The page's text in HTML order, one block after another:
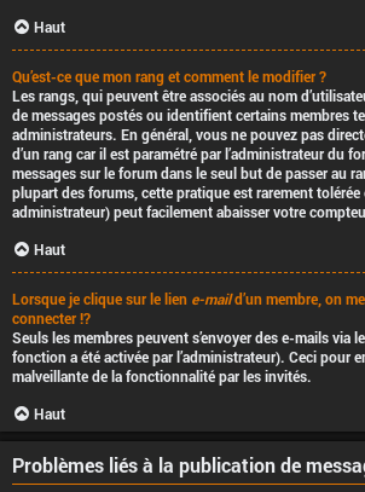
Haut
Qu’est-ce que mon rang et comment le modifier ?
Les rangs, qui peuvent être associés au nom
de messages postés ou identifient certains membres
administrateurs. En général, vous ne pouvez pas
d’un rang car il est paramétré par l’administrateur du
messages sur le forum dans le seul but de passer au
plupart des forums, cette pratique est rarement
administrateur) peut facilement abaisser votre
Haut
Lorsque je clique sur le lien e-maild’un membre, on
connecter !?
Seuls les membres peuvent s’envoyer des e-mails via
fonction a été activée par l’administrateur). Ceci pour
malveillante de la fonctionnalité par les invités.
Haut
Problèmes liés à la publication de